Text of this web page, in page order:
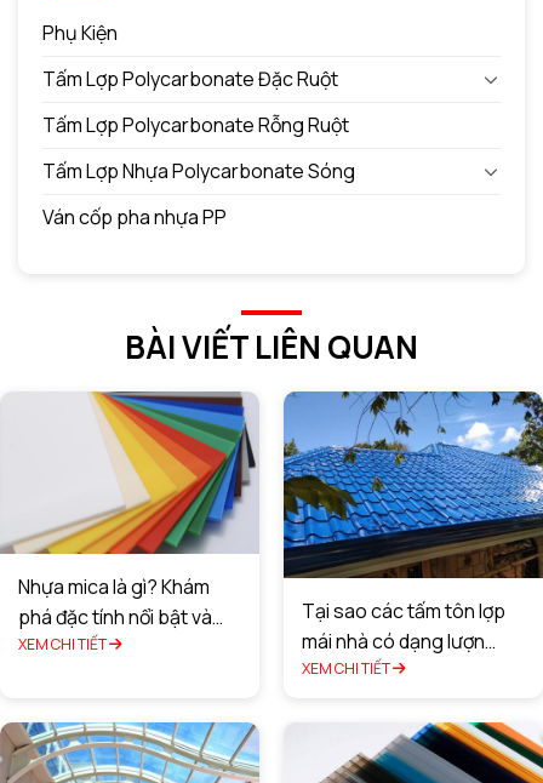
Phụ Kiện
Tấm Lợp Polycarbonate Đặc Ruột
Tấm Lợp Polycarbonate Rỗng Ruột
Tấm Lợp Nhựa Polycarbonate Sóng
Ván cốp pha nhựa PP
BÀI VIẾT LIÊN QUAN
Nhựa mica là gì? Khám
phá đặc tính nổi bật và
ứng dụng
XEM CHI TIẾT
Tại sao các tấm tôn lợp
mái nhà có dạng lượn
sóng?
XEM CHI TIẾT